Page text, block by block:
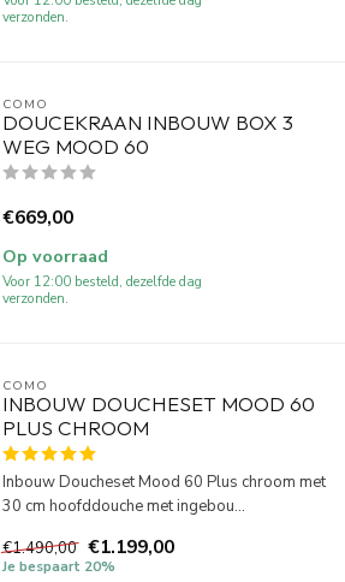
verzonden.
COMO
DOUCEKRAAN INBOUW BOX 3
WEG MOOD 60
€669,00
Op voorraad
Voor 12:00 besteld, dezelfde dag
verzonden.
COMO
INBOUW DOUCHESET MOOD 60
PLUS CHROOM
Inbouw Doucheset Mood 60 Plus chroom met
30 cm hoofddouche met ingebou...
€1.490,00 €1.199,00
Je bespaart 20%